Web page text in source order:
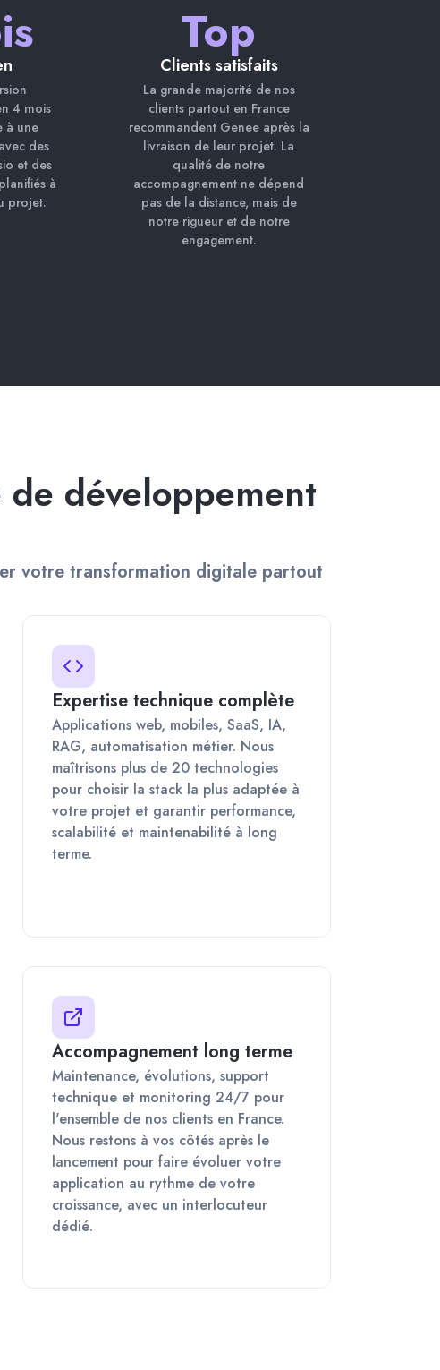
4 mois
à une
des
et des
à
projet.
Top
Clients satisfaits
La grande majorité de nos
clients partout en France
recommandent Genee après la
livraison de leur projet. La
qualité de notre
accompagnement ne dépend
pas de la distance, mais de
notre rigueur et de notre
engagement.
développement
votre transformation digitale partout
Expertise technique complète
Applications web, mobiles, SaaS, IA,
RAG, automatisation métier. Nous
maîtrisons plus de 20 technologies
pour choisir la stack la plus adaptée à
votre projet et garantir performance,
scalabilité et maintenabilité à long
terme.
Accompagnement long terme
Maintenance, évolutions, support
technique et monitoring 24/7 pour
l'ensemble de nos clients en France.
Nous restons à vos côtés après le
lancement pour faire évoluer votre
application au rythme de votre
croissance, avec un interlocuteur
dédié.